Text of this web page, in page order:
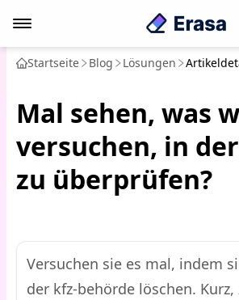
Startseite Blog Lösungen
Mal sehen, was
versuchen, in
zu überprüfen?
Versuchen sie es mal, indem
der kfz-behörde löschen. Kurz,